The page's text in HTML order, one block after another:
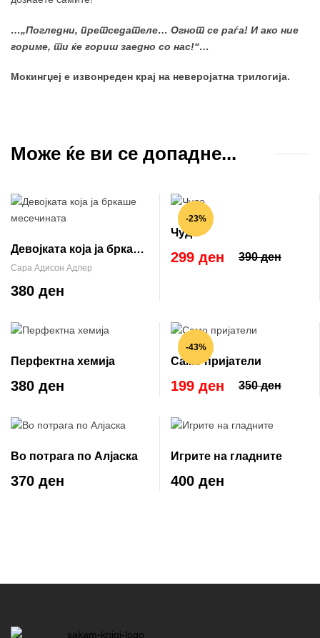
…„Погледни, претседателе… Огнот се раѓа! И ако ние
гориме, ти ќе гориш заедно со нас!“…
Мокингџеј е извонреден крај на неверојатна трилогија.
Може ќе ви се допадне...
Девојката која ја бркаше
месечината
Сара Адисон Адлер
380 ден
-23%
Чудо
390 ден
299 ден
Перфектна хемија
380 ден
-43%
Само пријатели
350 ден
199 ден
Во потрага по Алјаска
370 ден
Игрите на гладните
400 ден